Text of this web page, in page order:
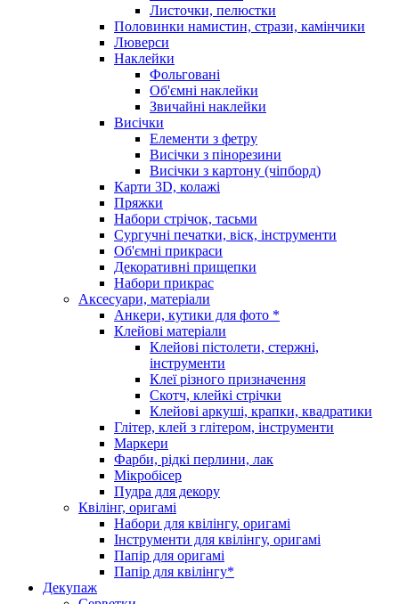
Листочки, пелюстки
Половинки намистин, стрази, камінчики
Люверси
Наклейки
Фольговані
Об'ємні наклейки
Звичайні наклейки
Висічки
Елементи з фетру
Висічки з пінорезини
Висічки з картону (чіпборд)
Карти 3D, колажі
Пряжки
Набори стрічок, тасьми
Сургучні печатки, віск, інструменти
Об'ємні прикраси
Декоративні прищепки
Набори прикрас
Аксесуари, матеріали
Анкери, кутики для фото *
Клейові матеріали
Клейові пістолети, стержні,
інструменти
Клеї різного призначення
Скотч, клейкі стрічки
Клейові аркуші, крапки, квадратики
Глітер, клей з глітером, інструменти
Маркери
Фарби, рідкі перлини, лак
Мікробісер
Пудра для декору
Квілінг, оригамі
Набори для квілінгу, оригамі
Інструменти для квілінгу, оригамі
Папір для оригамі
Папір для квілінгу*
Декупаж